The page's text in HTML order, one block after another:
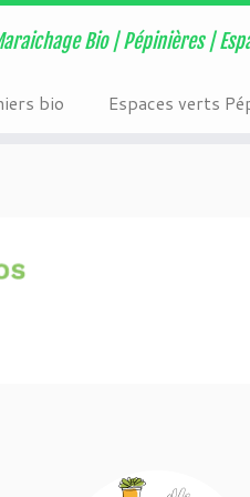
visit-counter/public/class-
Bio | Pépinières |
bio Espaces verts